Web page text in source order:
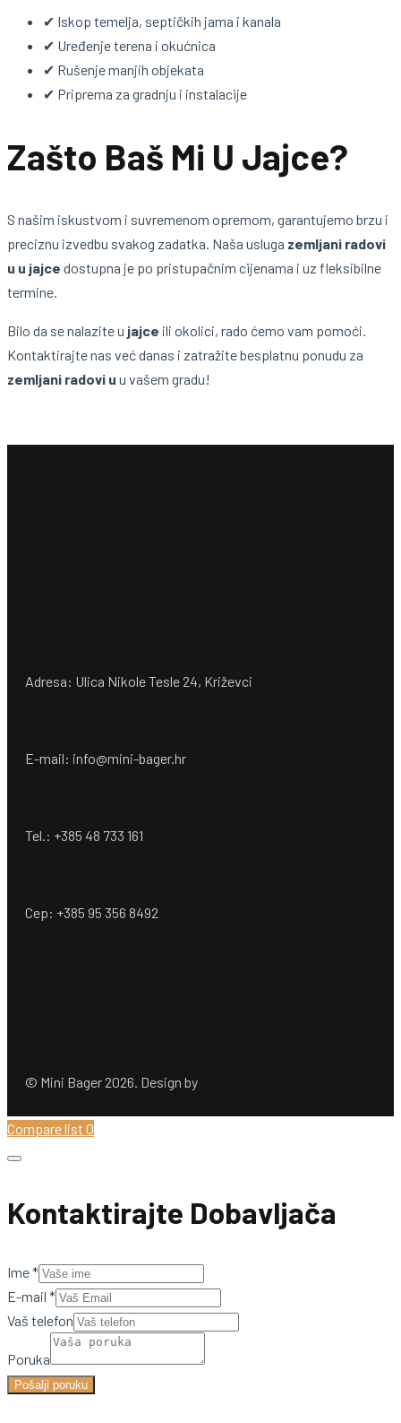
✔ Iskop temelja, septičkih jama i kanala
✔ Uređenje terena i okućnica
✔ Rušenje manjih objekata
✔ Priprema za gradnju i instalacije
Zašto Baš Mi U Jajce?
S našim iskustvom i suvremenom opremom, garantujemo brzu i
preciznu izvedbu svakog zadatka. Naša usluga zemljani radovi
u u jajce dostupna je po pristupačnim cijenama i uz fleksibilne
termine.
Bilo da se nalazite u jajce ili okolici, rado ćemo vam pomoći.
Kontaktirajte nas već danas i zatražite besplatnu ponudu za
zemljani radovi u u vašem gradu!
Adresa: Ulica Nikole Tesle 24, Križevci
E-mail: info@mini-bager.hr
Tel.: +385 48 733 161
Cep: +385 95 356 8492
© Mini Bager 2026. Design by
Compare list 0
Kontaktirajte Dobavljača
Ime*
E-mail *
Vaš telefon
Poruka
Pošalji poruku